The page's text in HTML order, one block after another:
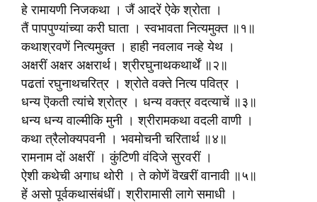
हे रामायणी निजकथा । जैं आदरें ऐके श्रोता ।
तैं पापपुण्यांच्या करी घाता । स्वभावता नित्यमुक्त ॥१॥
कथाश्रवणें नित्यमुक्त । हाही नवलाव नव्हे येथ ।
अक्षरीं अक्षर अक्षरार्थ। श्रीरघुनाथकथार्थें ॥२॥
पढतां रघुनाथचरित्र । श्रोते वक्ते नित्य पवित्र ।
धन्य ऎकती त्यांचे श्रोत्र । धन्य वक्त्र वदत्याचें ॥३॥
धन्य धन्य वाल्मीकि मुनी । श्रीरामकथा वदली वाणी ।
कथा त्रैलोक्यपवनी । भवमोचनी चरितार्थ ॥४॥
रामनाम दों अक्षरीं । कुंटिणी वंदिजे सुरवरीं ।
ऐशी कथेची अगाध थोरी । ते कोणें वॆखरीं वानावी ॥५॥
हें असो पूर्वकथासंबंधीं। श्रीरामासी लागे समाधी ।